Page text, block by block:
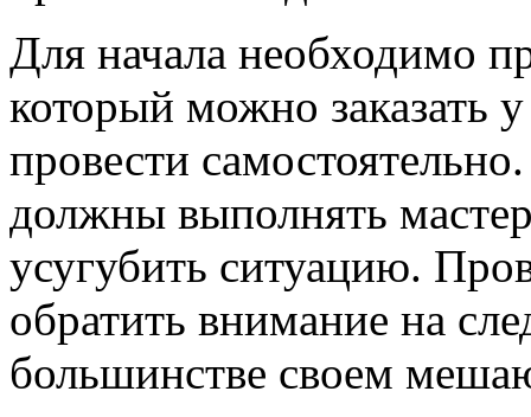
Для начала необходимо
который можно заказать
провести
должны выполнять
усугубить ситуацию.
обратить внимание на
большинстве своем